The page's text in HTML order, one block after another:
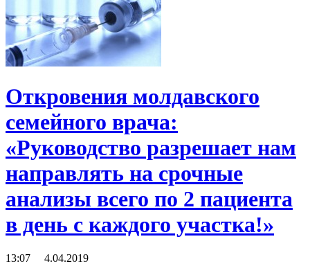
Откровения молдавского
семейного врача:
«Руководство разрешает нам
направлять на срочные
анализы всего по 2 пациента
в день с каждого участка!»
13:07 4.04.2019